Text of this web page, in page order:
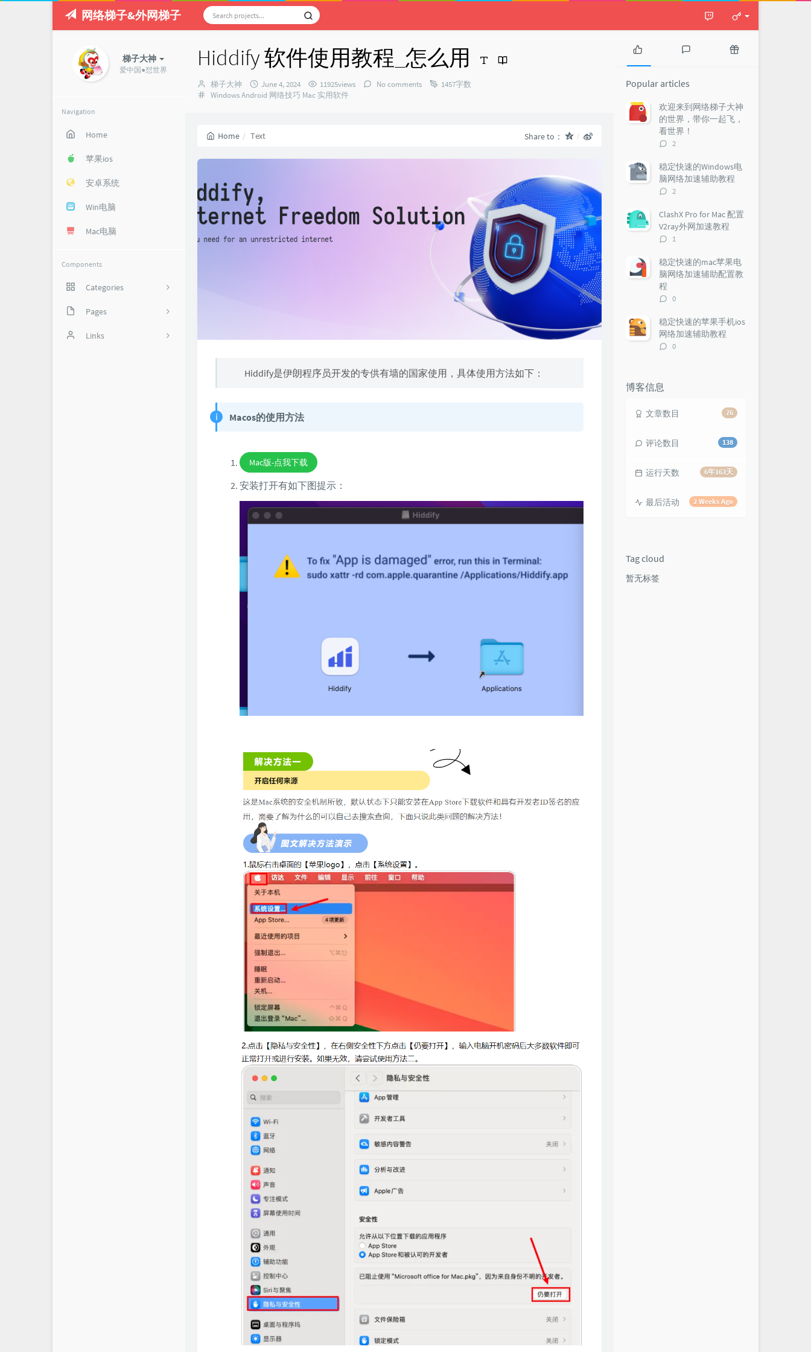
网络梯子&外网梯子
梯子大神
爱中国●怼世界
Navigation
Home
苹果ios
安卓系统
Win电脑
Mac电脑
Components
Categories
35
网络技巧
实用软件
Pages
备份页
Links
Hiddify 软件使用教程_怎么用
Author：
梯子大神
发
布
June 4, 2024 11925views No comments
1457字数
Categories：
WindowsAndroid 网络技巧 Mac 实用软件
Home Text Share to：
Hiddify是伊朗程序员开发的专供有墙的国家使用，具体使用方法如下：
Macos的使用方法
Mac版-点我下载
安装打开有如下图提示：
P
p
u
l
a
r
t
i
l
e
t
e
s
t
m
m
t
s
d
o
m
t
i
c
e
Popular articles
欢迎来到网络梯子大神
的世界，带你一起飞，
看世界！
评
数：
2
稳定快速的Windows电
脑网络加速辅助教程
评
数：
2
ClashX Pro for Mac 配置
V2ray外网加速教程
评
数：
1
稳定快速的mac苹果电
脑网络加速辅助配置教
程
评
数：
0
稳定快速的苹果手机ios
网络加速辅助教程
评
0
博客信息
76
文章数目
138
评论数目
6年163天
运行天数
2 Weeks Ago
最后活动
Tag cloud
暂无标签